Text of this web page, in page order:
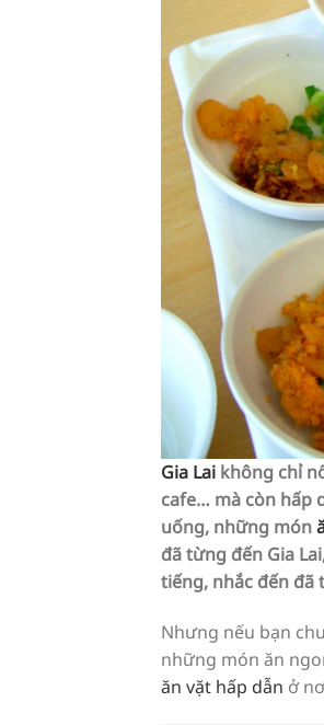
Gia Lai không chỉ
cafe… mà còn hấp
uống, những món
đã từng đến Gia
tiếng, nhắc đến đã
Nhưng nếu bạn
những món ăn
ăn vặt hấp dẫn ở